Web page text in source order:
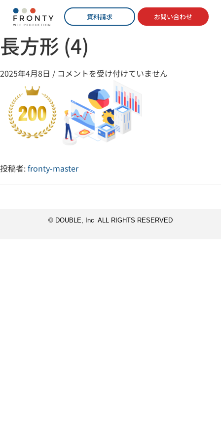
資料請求 お問い合わせ
長方形 (4)
2025年4月8日 / コメントを受け付けていません
投稿者:fronty-master
© DOUBLE, Inc ALL RIGHTS RESERVED